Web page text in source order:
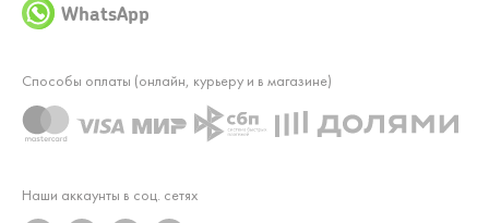
WhatsApp
Наши аккаунты в соц. сетях
Способы оплаты (онлайн, курьеру и в магазине)